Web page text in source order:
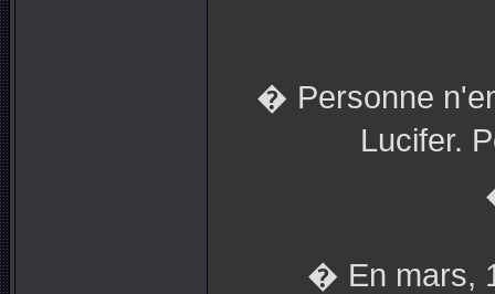
� Personne
Lucifer.
� En mars,